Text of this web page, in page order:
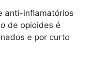
anti-inflamatórios
de opioides é
e por curto